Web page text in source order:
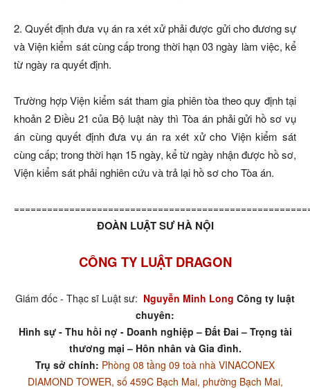
2. Quyết định đưa vụ án ra xét xử phải được gửi cho đương sự
và Viện kiểm sát cùng cấp trong thời hạn 03 ngày làm việc, kể
từ ngày ra quyết định.
Trường hợp Viện kiểm sát tham gia phiên tòa theo quy định tại
khoản 2 Điều 21 của Bộ luật này thì Tòa án phải gửi hồ sơ vụ
án cùng quyết định đưa vụ án ra xét xử cho Viện kiểm sát
cùng cấp; trong thời hạn 15 ngày, kể từ ngày nhận được hồ sơ,
Viện kiểm sát phải nghiên cứu và trả lại hồ sơ cho Tòa án.
ĐOÀN LUẬT SƯ HÀ NỘI
CÔNG TY LUẬT DRAGON
Giám đốc - Thạc sĩ Luật sư: Nguyễn Minh Long Công ty luật
chuyên:
Hình sự - Thu hồi nợ - Doanh nghiệp – Đất Đai – Trọng tài
thương mại – Hôn nhân và Gia đình.
Trụ sở chính: Phòng 08 tầng 09 toà nhà VINACONEX
DIAMOND TOWER, số 459C Bạch Mai, phường Bạch Mai,